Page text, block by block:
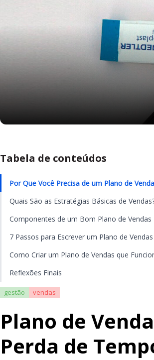
Tabela de conteúdos
Por Que Você Precisa de um Plano de
Quais São as Estratégias Básicas de
Componentes de um Bom Plano de Vendas
7 Passos para Escrever um Plano de Vendas
Como Criar um Plano de Vendas que
Reflexões Finais
gestão vendas
Plano de
Perda de